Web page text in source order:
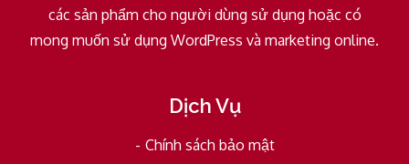
các sản phẩm cho người dùng sử dụng hoặc có
mong muốn sử dụng WordPress và marketing online.
Dịch Vụ
Chính sách bảo mật